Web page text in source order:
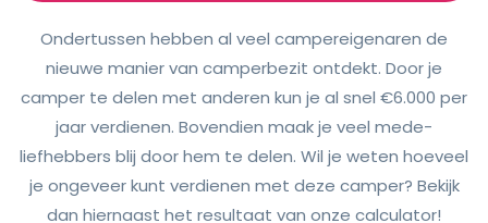
Ondertussen hebben al veel campereigenaren de
nieuwe manier van camperbezit ontdekt. Door je
camper te delen met anderen kun je al snel €6.000 per
jaar verdienen. Bovendien maak je veel mede-
liefhebbers blij door hem te delen. Wil je weten hoeveel
je ongeveer kunt verdienen met deze camper? Bekijk
dan hiernaast het resultaat van onze calculator!